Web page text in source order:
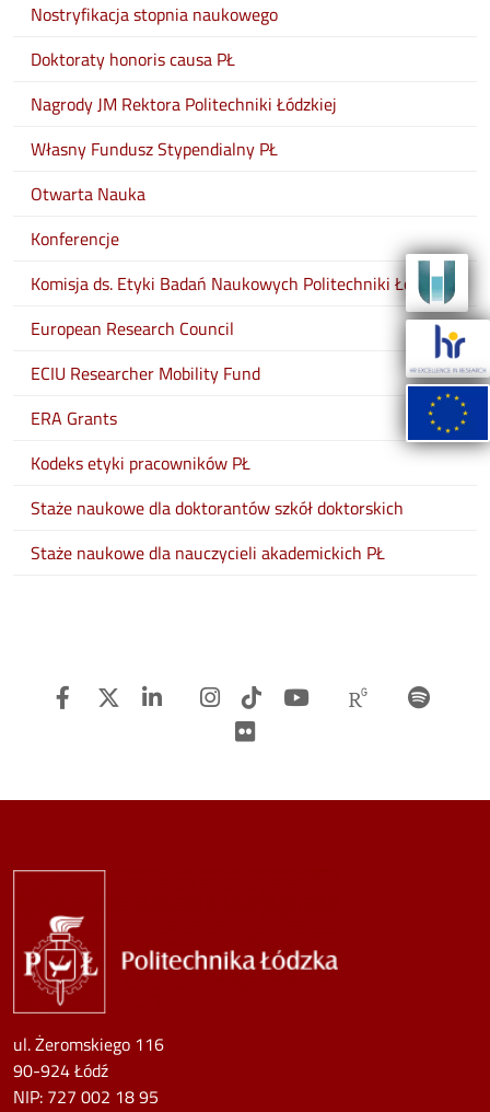
Nostryfikacja stopnia naukowego
Doktoraty honoris causa PŁ
Nagrody JM Rektora Politechniki Łódzkiej
Własny Fundusz Stypendialny PŁ
Otwarta Nauka
Konferencje
Komisja ds. Etyki Badań Naukowych Politechniki Łódzkiej
European Research Council
ECIU Researcher Mobility Fund
ERA Grants
Kodeks etyki pracowników PŁ
Staże naukowe dla doktorantów szkół doktorskich
Staże naukowe dla nauczycieli akademickich PŁ
Facebook
Twitter LinkedinInstagram
TiTok Youtube
ul. Żeromskiego 116
90-924 Łódź
NIP: 727 002 18 95